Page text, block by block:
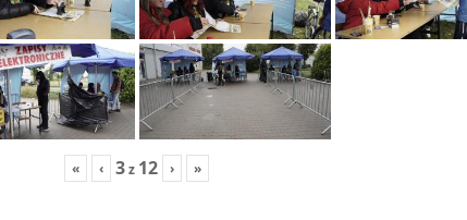
« ‹ 3z 12 › »